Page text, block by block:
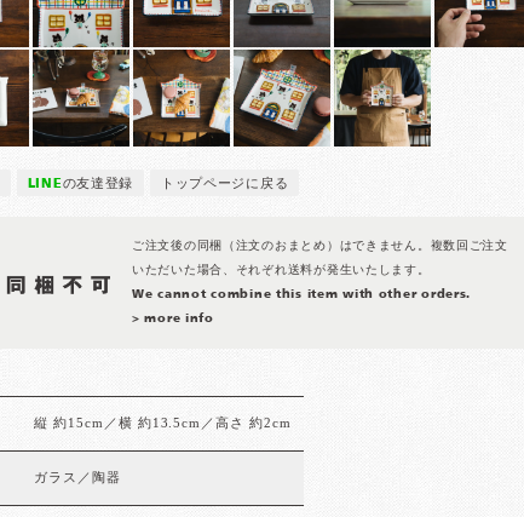
LINEの友達登録 トップページに戻る
ご注文後の同梱（注文のおまとめ）はできません。複数回ご注文
いただいた場合、それぞれ送料が発生いたします。
We cannot combine this item with other orders.
> more info
縦 約15cm／横 約13.5cm／高さ 約2cm
ガラス／陶器